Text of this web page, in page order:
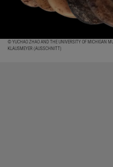
© YUCHAO ZHAO AND THE UNIVERSITY OF MICHIGAN
KLAUSMEYER (AUSSCHNITT)